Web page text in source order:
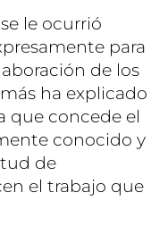
le ocurrió
para
de los
ha explicado
que concede el
conocido y
de
el trabajo que